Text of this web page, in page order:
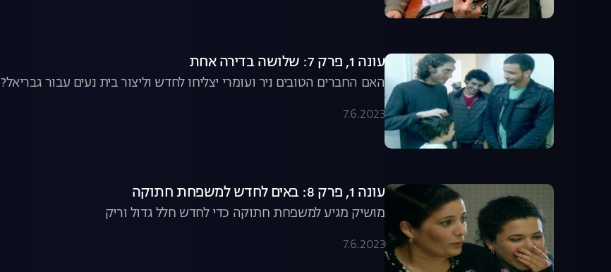
עונה 1, פרק 7: שלושה בדירה אחת
האם החברים הטובים ניר ועומרי יצליחו לחדש וליצור בית נעים עבור גבריאל?
7.6.2023
עונה 1, פרק 8: באים לחדש למשפחת חתוקה
מושיק מגיע למשפחת חתוקה כדי לחדש חלל גדול וריק
7.6.2023